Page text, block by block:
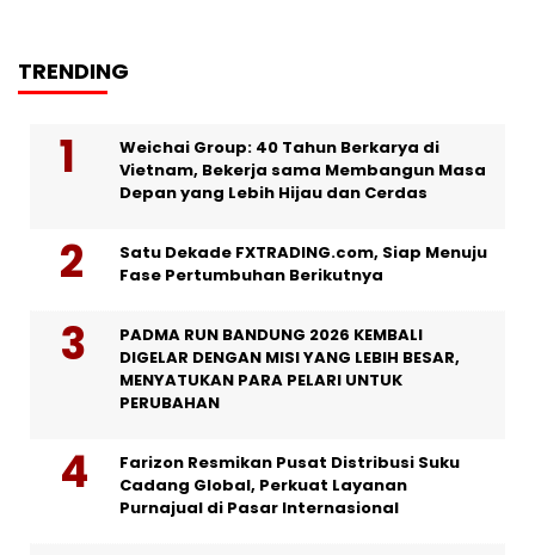
TRENDING
Weichai Group: 40 Tahun Berkarya di
Vietnam, Bekerja sama Membangun Masa
Depan yang Lebih Hijau dan Cerdas
Satu Dekade FXTRADING.com, Siap Menuju
Fase Pertumbuhan Berikutnya
PADMA RUN BANDUNG 2026 KEMBALI
DIGELAR DENGAN MISI YANG LEBIH BESAR,
MENYATUKAN PARA PELARI UNTUK
PERUBAHAN
Farizon Resmikan Pusat Distribusi Suku
Cadang Global, Perkuat Layanan
Purnajual di Pasar Internasional